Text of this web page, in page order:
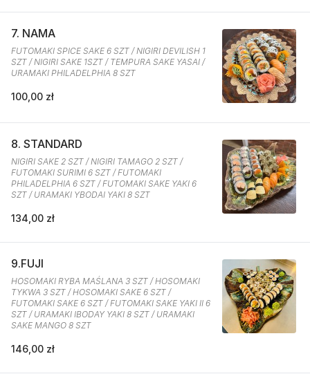
7. NAMA
FUTOMAKI SPICE SAKE 6 SZT / NIGIRI DEVILISH 1
SZT / NIGIRI SAKE 1SZT / TEMPURA SAKE YASAI /
URAMAKI PHILADELPHIA 8 SZT
100,00 zł
8. STANDARD
NIGIRI SAKE 2 SZT / NIGIRI TAMAGO 2 SZT /
FUTOMAKI SURIMI 6 SZT / FUTOMAKI
PHILADELPHIA 6 SZT / FUTOMAKI SAKE YAKI 6
SZT / URAMAKI YBODAI YAKI 8 SZT
134,00 zł
9.FUJI
HOSOMAKI RYBA MAŚLANA 3 SZT / HOSOMAKI
TYKWA 3 SZT / HOSOMAKI SAKE 6 SZT /
FUTOMAKI SAKE 6 SZT / FUTOMAKI SAKE YAKI II 6
SZT / URAMAKI IBODAY YAKI 8 SZT / URAMAKI
SAKE MANGO 8 SZT
146,00 zł